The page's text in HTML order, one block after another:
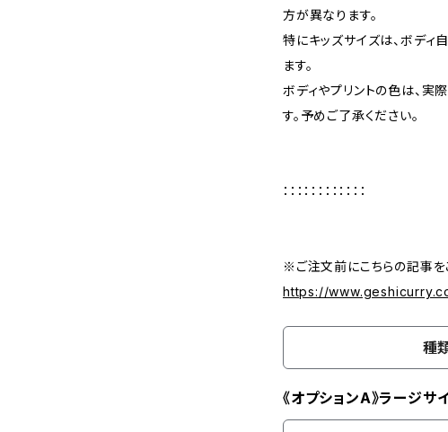
方が異なります。
特にキッズサイズは、ボディ
ます。
ボディやプリントの色は、
す。予めご了承ください。
：：：：：：：：：：：：
※ご注文前にこちらの記事を
https://
種
《オプションA》ラージサ